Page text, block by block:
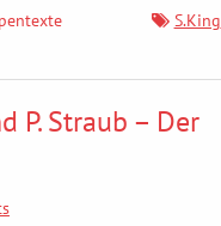
S.King
P. Straub – Der